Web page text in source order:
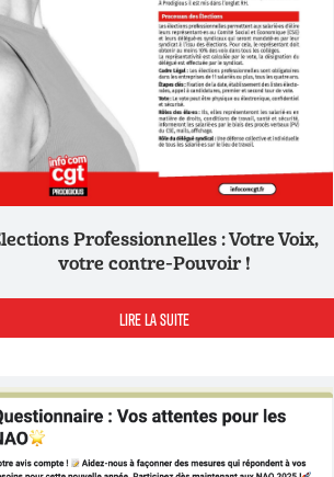
votre contre-Pouvoir !
LIRE LA SUITE